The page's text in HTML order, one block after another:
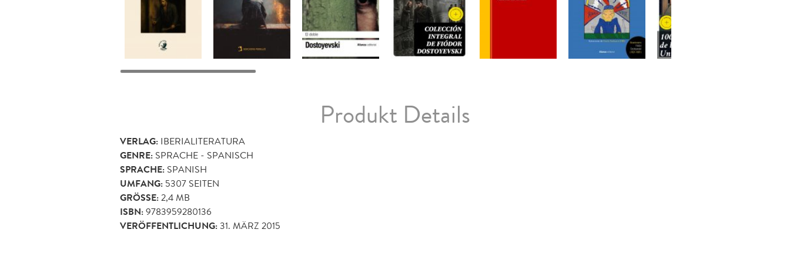
Produkt Details
VERLAG: IBERIALITERATURA
GENRE: SPRACHE - SPANISCH
SPRACHE: SPANISH
UMFANG: 5307 SEITEN
GRÖSSE: 2,4 MB
ISBN:9783959280136
VERÖFFENTLICHUNG:31. MÄRZ 2015